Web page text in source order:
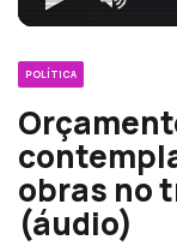
POLÍTICA
obras no
(áudio)